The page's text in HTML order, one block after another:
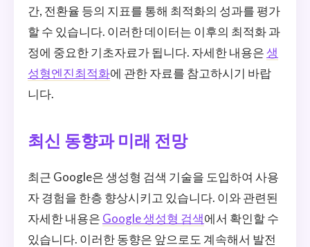
간, 전환율 등의 지표를 통해 최적화의 성과를 평가
할 수 있습니다. 이러한 데이터는 이후의 최적화 과
정에 중요한 기초자료가 됩니다. 자세한 내용은생
성형엔진최적화에 관한 자료를 참고하시기 바랍
니다.
최신 동향과 미래 전망
최근 Google은 생성형 검색 기술을 도입하여 사용
자 경험을 한층 향상시키고 있습니다. 이와 관련된
자세한 내용은 Google 생성형 검색에서 확인할 수
있습니다. 이러한 동향은 앞으로도 계속해서 발전